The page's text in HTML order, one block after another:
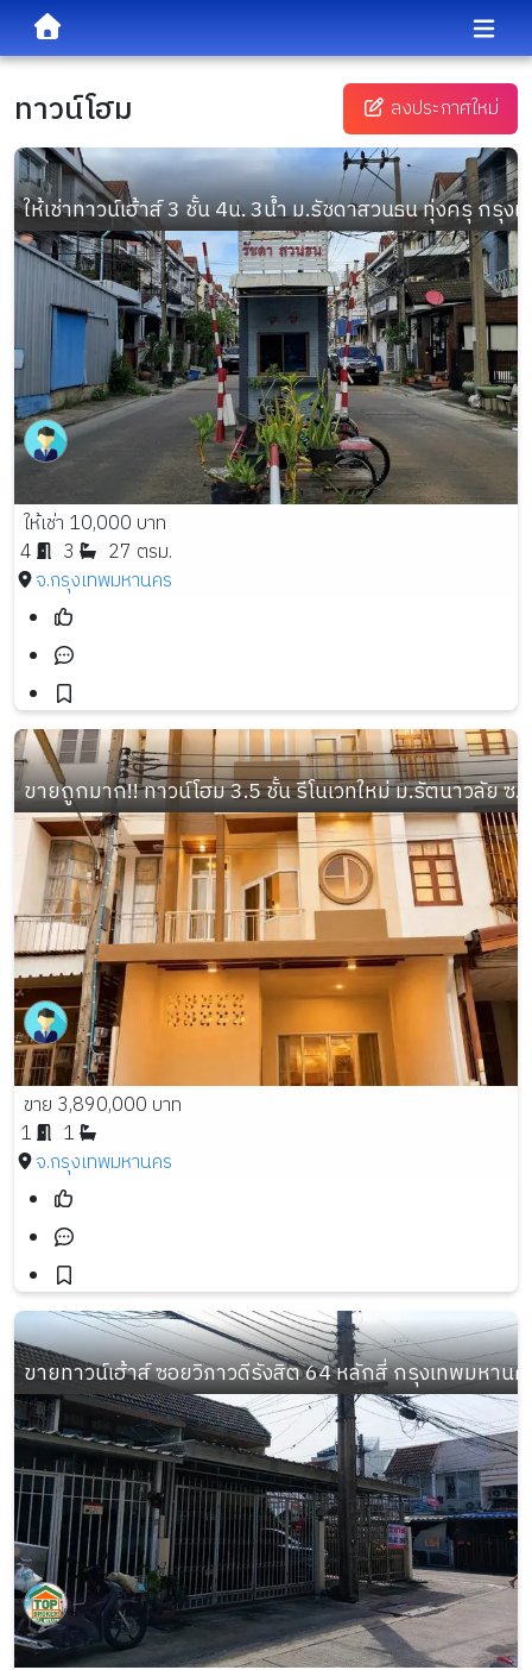
ทาวน์โฮม ลงประกาศใหม่
ให้เช่าทาวน์เฮ้าส์ 3 ชั้น 4น. 3น้ำ ม.รัชดาสวนธน ทุ่งครุ กรุงเ
ให้เช่า 10,000 บาท
4
3
27 ตรม.
จ.กรุงเทพมหานคร
ขายถูกมาก!! ทาวน์โฮม 3.5 ชั้น รีโนเวทใหม่ ม.รัตนาวลัย
ขาย 3,890,000 บาท
1
1
จ.กรุงเทพมหานคร
ขายทาวน์เฮ้าส์ ซอยวิภาวดีรังสิต 64 หลักสี่ กรุงเทพมหาน